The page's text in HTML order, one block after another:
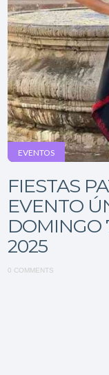
EVENTOS
FIESTAS
EVENTO
DOMINGO
2025
0 COMMENTS